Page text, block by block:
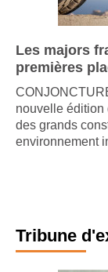
Les majors
premières
nouvelle édition
des grands
environnement
Tribune